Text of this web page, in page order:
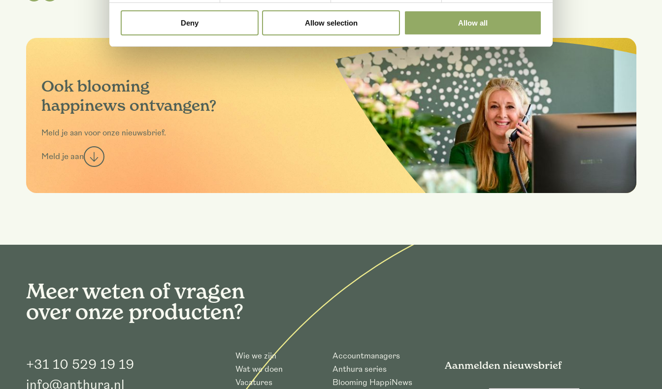
Deny Allow selection Allow all
Ook blooming
happinews ontvangen?
Meld je aan voor onze nieuwsbrief.
Meld je aan
Meer weten of vragen
over onze producten?
+31 10 529 19 19
info@anthura.nl
Wie we zijn
Wat we doen
Vacatures
Accountmanagers
Anthura series
Blooming HappiNews
Aanmelden nieuwsbrief